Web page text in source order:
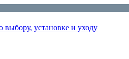
установке и уходу